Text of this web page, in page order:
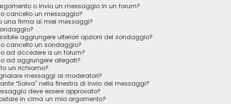
o invio un messaggio in un forum?
cancello un messaggio?
una firma ai miei messaggi?
aggiungere ulteriori opzioni del sondaggio?
cancello un sondaggio?
ad accedere a un forum?
ad aggiungere allegati?
un richiamo?
messaggi ai moderatori?
“Salva” nella finestra di invio dei messaggi?
deve essere approvato?
in cima un mio argomento?